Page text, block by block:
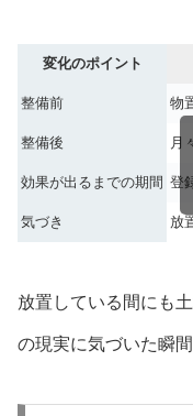
変化のポイント
整備前 物
整備後 月
効果が出るまでの期間 登
気づき 放
放置している間にも
の現実に気づいた瞬